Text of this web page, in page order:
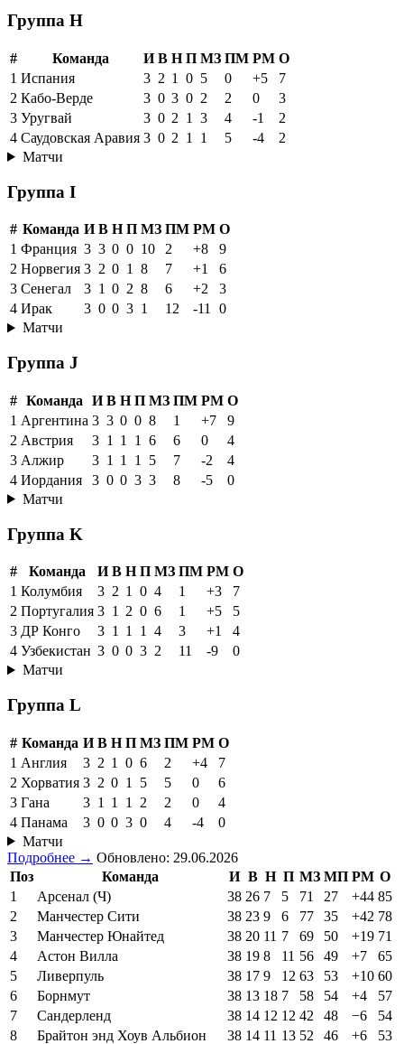
Группа H
# Команда И В Н П МЗ ПМ РМ О
1 Испания 3 2 1 0 5 0 +5
7
2 Кабо-Верде 3 0 3 0 2 2 0
3
3 Уругвай 3 0 2 1 3 4 -1
2
4 Саудовская Аравия 3 0 2 1 1 5 -4
2
Матчи
Группа I
# Команда И В Н П МЗ ПМ РМ О
1 Франция 3 3 0 0 10 2 +8
9
2 Норвегия 3 2 0 1 8 7 +1
6
3 Сенегал 3 1 0 2 8 6 +2
3
4 Ирак 3 0 0 3 1 12 -11
0
Матчи
Группа J
# Команда И В Н П МЗ ПМ РМ О
1 Аргентина 3 3 0 0 8 1 +7
9
2 Австрия 3 1 1 1 6 6 0
4
3 Алжир 3 1 1 1 5 7 -2
4
4 Иордания 3 0 0 3 3 8 -5
0
Матчи
Группа K
# Команда И В Н П МЗ ПМ РМ О
1 Колумбия 3 2 1 0 4 1 +3
7
2 Португалия 3 1 2 0 6 1 +5
5
3 ДР Конго 3 1 1 1 4 3 +1
4
4 Узбекистан 3 0 0 3 2 11 -9
0
Матчи
Группа L
# Команда И В Н П МЗ ПМ РМ О
1 Англия 3 2 1 0 6 2 +4
7
2 Хорватия 3 2 0 1 5 5 0
6
3 Гана 3 1 1 1 2 2 0
4
4 Панама 3 0 0 3 0 4 -4
0
Матчи
Подробнее → Обновлено: 29.06.2026
Поз
Команда И В Н П МЗ МП РМ О
1
Арсенал (Ч) 38 26 7 5 71 27 +44 85
2
Манчестер Сити 38 23 9 6 77 35 +42 78
3
Манчестер Юнайтед 38 20 11 7 69 50 +19 71
4
Астон Вилла 38 19 8 11 56 49 +7
65
5
Ливерпуль 38 17 9 12 63 53 +10 60
6
Борнмут 38 13 18 7 58 54 +4
57
7
Сандерленд 38 14 12 12 42 48 −6
54
8
Брайтон энд Хоув Альбион 38 14 11 13 52 46 +6
53